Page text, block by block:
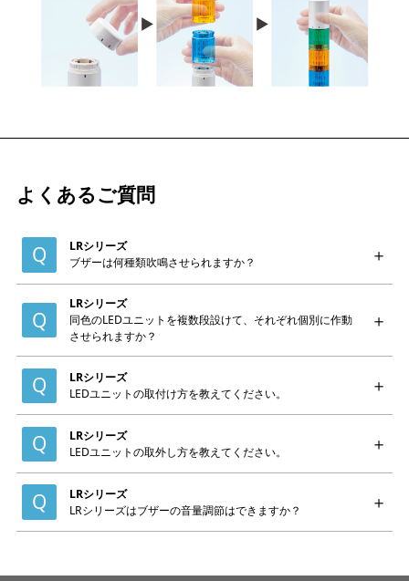
よくあるご質問
LRシリーズ
ブザーは何種類吹鳴させられますか？
LRシリーズ
同色のLEDユニットを複数段設けて、それぞれ個別に作動
させられますか？
LRシリーズ
LEDユニットの取付け方を教えてください。
LRシリーズ
LEDユニットの取外し方を教えてください。
LRシリーズ
LRシリーズはブザーの音量調節はできますか？